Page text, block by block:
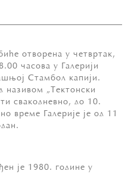
отворена у четвртак,
часова у Галерији
Стамбол капији.
називом „Тектонски
свакодневно, до 10.
време Галерије је од 11
је 1980. године у